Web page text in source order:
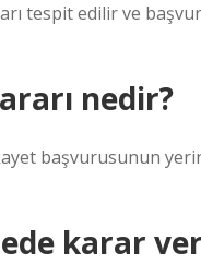
tespit edilir ve
nedir?
başvurusunun
karar